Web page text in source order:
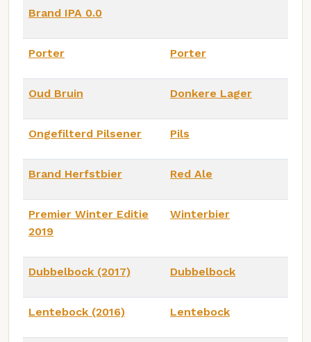
Brand IPA 0.0
Porter Porter
Oud Bruin Donkere Lager
Ongefilterd Pilsener Pils
Brand Herfstbier Red Ale
Premier Winter Editie
2019
Winterbier
Dubbelbock (2017) Dubbelbock
Lentebock (2016) Lentebock